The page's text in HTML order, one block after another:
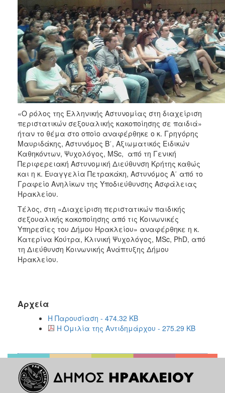
«Ο ρόλος της Ελληνικής Αστυνομίας στη διαχείριση
περιστατικών σεξουαλικής κακοποίησης σε παιδιά»
ήταν το θέμα στο οποίο αναφέρθηκε ο κ. Γρηγόρης
Μαυριδάκης, Αστυνόμος Β΄, Αξιωματικός Ειδικών
Καθηκόντων, Ψυχολόγος, MSc, από τη Γενική
Περιφερειακή Αστυνομική Διεύθυνση Κρήτης καθώς
και η κ. Ευαγγελία Πετρακάκη, Αστυνόμος Α΄ από το
Γραφείο Ανηλίκων της Υποδιεύθυνσης Ασφάλειας
Ηρακλείου.
Τέλος, στη «Διαχείριση περιστατικών παιδικής
σεξουαλικής κακοποίησης από τις Κοινωνικές
Υπηρεσίες του Δήμου Ηρακλείου» αναφέρθηκε η κ.
Κατερίνα Κούτρα, Κλινική Ψυχολόγος, MSc, PhD, από
τη Διεύθυνση Κοινωνικής Ανάπτυξης Δήμου
Ηρακλείου.
Αρχεία
Η Παρουσίαση - 474.32 KB
Η Ομιλία της Αντιδημάρχου - 275.29 KB